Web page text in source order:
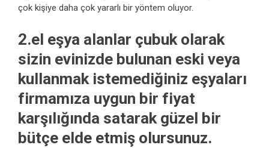
çok kişiye daha çok yararlı bir yöntem oluyor.
2.el eşya alanlar çubukolarak
sizin evinizde bulunan eski veya
kullanmak istemediğiniz eşyaları
firmamıza uygun bir fiyat
karşılığında satarak güzel bir
bütçe elde etmiş olursunuz.